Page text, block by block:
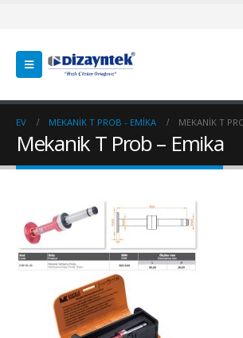
EV MEKANIK T PROB - EMIKA MEKANIK T
Mekanik T Prob – Emika